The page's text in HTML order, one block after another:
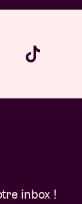
inbox !